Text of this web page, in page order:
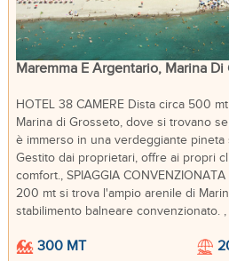
Maremma E Argentario, Marina Di
HOTEL 38 CAMERE Dista circa 500
Marina di Grosseto, dove si trovano
è immerso in una verdeggiante pineta
Gestito dai proprietari, offre ai propri
comfort., SPIAGGIA
200 mt si trova l'ampio arenile di
stabilimento balneare convenzionato. ,
300 MT